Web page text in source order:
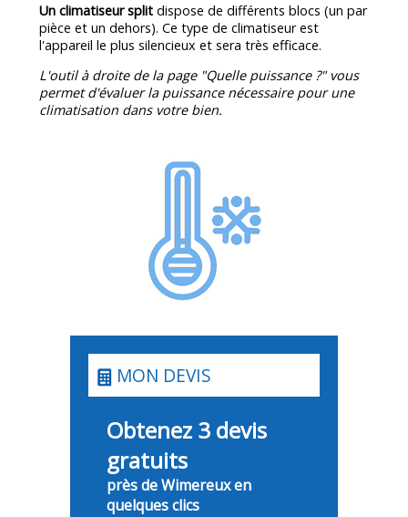
Un climatiseur split dispose de différents blocs (un par
pièce et un dehors). Ce type de climatiseur est
l'appareil le plus silencieux et sera très efficace.
L'outil à droite de la page "Quelle puissance ?" vous
permet d'évaluer la puissance nécessaire pour une
climatisation dans votre bien.
MON DEVIS
Obtenez 3 devis
gratuits
près de Wimereux en
quelques clics